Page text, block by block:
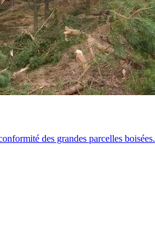
des grandes parcelles boisées.